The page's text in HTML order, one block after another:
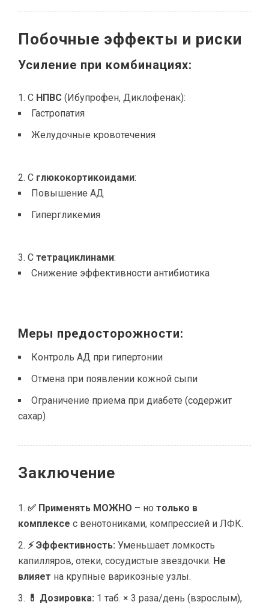
Побочные эффекты и риски
Усиление при комбинациях:
С НПВС (Ибупрофен, Диклофенак):
Гастропатия
Желудочные кровотечения
С глюкокортикоидами:
Повышение АД
Гипергликемия
С тетрациклинами:
Снижение эффективности антибиотика
Меры предосторожности:
Контроль АД при гипертонии
Отмена при появлении кожной сыпи
Ограничение приема при диабете (содержит
сахар)
Заключение
✅ Применять МОЖНО – но только в
комплексе с венотониками, компрессией и ЛФК.
⚡ Эффективность: Уменьшает ломкость
капилляров, отеки, сосудистые звездочки. Не
влияет на крупные варикозные узлы.
💊 Дозировка: 1 таб. × 3 раза/день (взрослым),